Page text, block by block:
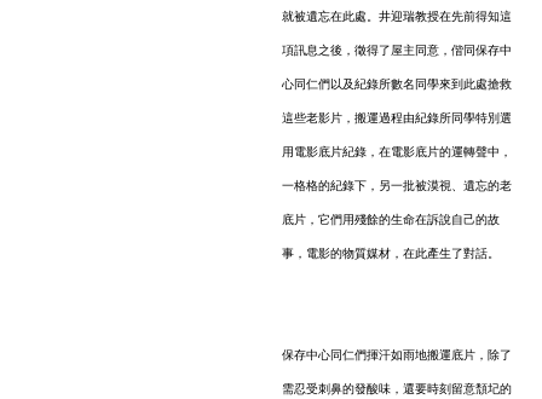
就被遺忘在此處。井迎瑞教授在先前得知這
項訊息之後，徵得了屋主同意，偕同保存中
心同仁們以及紀錄所數名同學來到此處搶救
這些老影片，搬運過程由紀錄所同學特別選
用電影底片紀錄，在電影底片的運轉聲中，
一格格的紀錄下，另一批被漠視、遺忘的老
底片，它們用殘餘的生命在訴說自己的故
事，電影的物質媒材，在此產生了對話。
保存中心同仁們揮汗如雨地搬運底片，除了
需忍受刺鼻的發酸味，還要時刻留意頹圮的